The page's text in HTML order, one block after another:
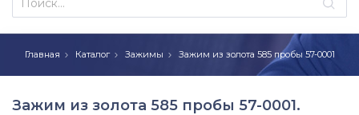
Главная Каталог Зажимы Зажим из золота 585 пробы 57-0001
Зажим из золота 585 пробы 57-0001.